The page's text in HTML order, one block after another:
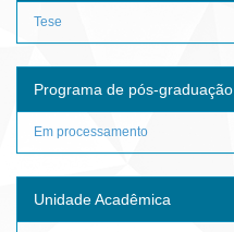
Tese
Programa de pós-graduação
Em processamento
Unidade Acadêmica